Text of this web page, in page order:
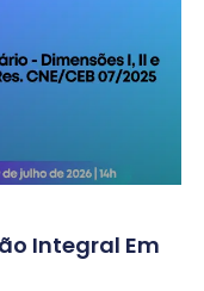
Integral Em